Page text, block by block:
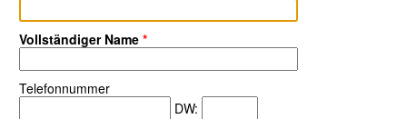
Vollständiger Name *
Telefonnummer
DW: